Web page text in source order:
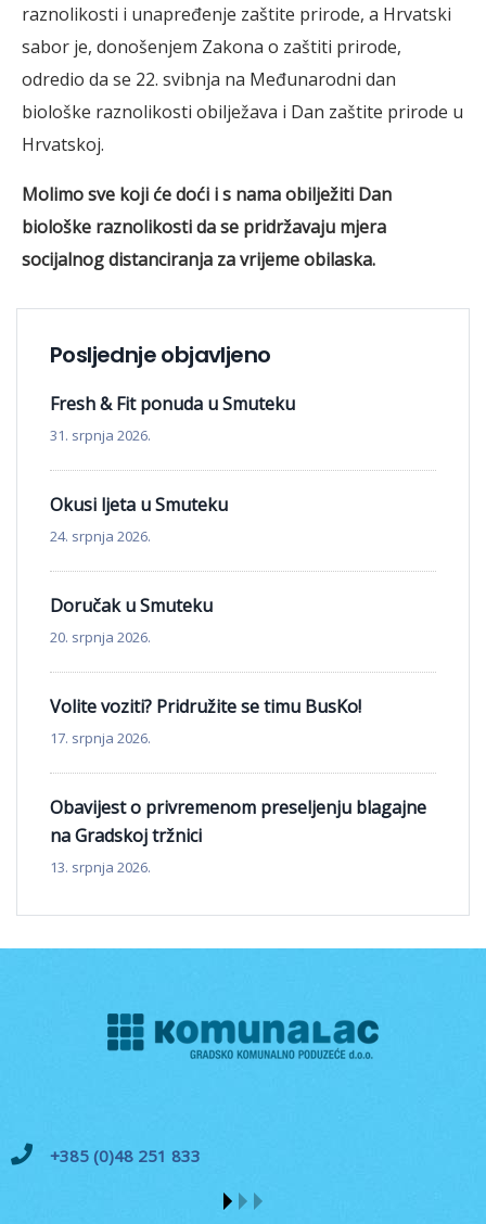
raznolikosti i unapređenje zaštite prirode, a Hrvatski
sabor je, donošenjem Zakona o zaštiti prirode,
odredio da se 22. svibnja na Međunarodni dan
biološke raznolikosti obilježava i Dan zaštite prirode u
Hrvatskoj.
Molimo sve koji će doći i s nama obilježiti Dan
biološke raznolikosti da se pridržavaju mjera
socijalnog distanciranja za vrijeme obilaska.
Posljednje objavljeno
Fresh & Fit ponuda u Smuteku
31. srpnja 2026.
Okusi ljeta u Smuteku
24. srpnja 2026.
Doručak u Smuteku
20. srpnja 2026.
Volite voziti? Pridružite se timu BusKo!
17. srpnja 2026.
Obavijest o privremenom preseljenju blagajne
na Gradskoj tržnici
13. srpnja 2026.
+385 (0)48 251 833